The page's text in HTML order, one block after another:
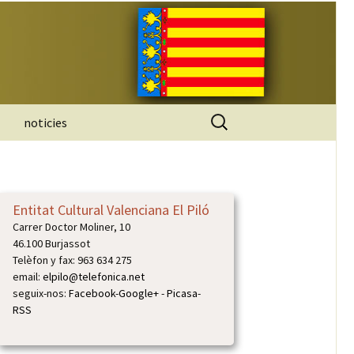
noticies
Buscar:
Entitat Cultural Valenciana El Piló
Carrer Doctor Moliner, 10
46.100 Burjassot
Telèfon y fax: 963 634 275
email: elpilo@telefonica.net
seguix-nos: Facebook-Google+-Picasa-
RSS